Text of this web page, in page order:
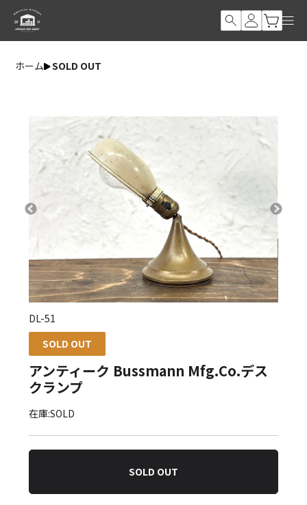
ホーム SOLD OUT
DL-51
SOLD OUT
アンティーク Bussmann Mfg.Co.デス
クランプ
在庫:SOLD
SOLD OUT